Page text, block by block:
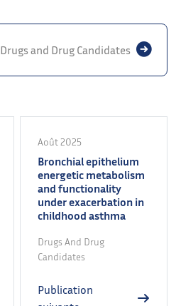
Drugs and Drug Candidates
Août 2025
Bronchial epithelium
energetic metabolism
and functionality
under exacerbation in
childhood asthma
Drugs And Drug
Candidates
Publication